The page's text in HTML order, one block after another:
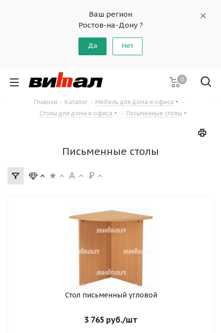
Ваш регион
Ростов-на-Дону ?
Да Нет
0
Главная - Каталог - Мебель для дома и офиса
-
Столы для дома и офиса
- Письменные столы
Письменные столы
Стол письменный угловой
3 765 руб./шт